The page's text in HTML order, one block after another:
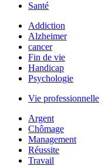
Santé
Addiction
Alzheimer
cancer
Fin de vie
Handicap
Psychologie
Vie professionnelle
Argent
Chômage
Management
Réussite
Travail